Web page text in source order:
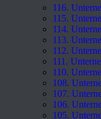
116.
115.
114.
113.
112.
111.
110.
108.
107.
106.
105.